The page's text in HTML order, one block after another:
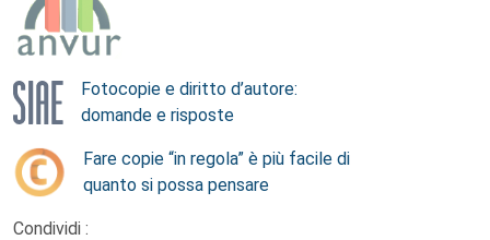
Fotocopie e diritto d’autore:
domande e risposte
Fare copie “in regola” è più facile di
quanto si possa pensare
Condividi :